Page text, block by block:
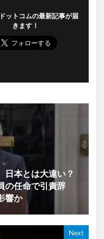
ットコムの最新記事が届
きます！
日本とは大違い？
の任命で引責辞
響か
Next